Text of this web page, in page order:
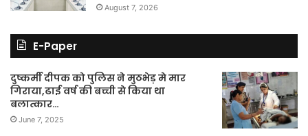
August 7, 2026
E-Paper
दुष्कर्मी दीपक को पुलिस ने मुठभेड़ मे मार
गिराया,ढाई वर्ष की बच्ची से किया था
बलात्कार…
June 7, 2025